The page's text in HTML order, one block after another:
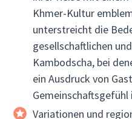
Khmer-Kultur
unterstreicht die
gesellschaftlichen
Kambodscha, bei
ein Ausdruck von
Gemeinschaftsgefühl
Variationen und